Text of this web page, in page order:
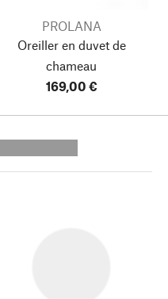
PROLANA
Oreiller en duvet de
chameau
169,00 €